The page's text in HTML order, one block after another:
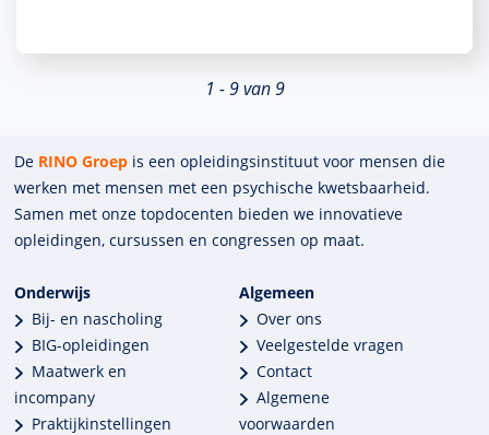
1 - 9 van 9
De RINO Groep is een opleidings­insti­tuut voor mensen die
werken met mensen met een psychische kwets­baar­heid.
Samen met onze top­docenten bieden we innova­tieve
opleidingen, cursussen en congres­sen op maat.
Onderwijs
Bij- en nascholing
BIG-opleidingen
Maatwerk en
incompany
Praktijkinstellingen
Algemeen
Over ons
Veelgestelde vragen
Contact
Algemene
voorwaarden